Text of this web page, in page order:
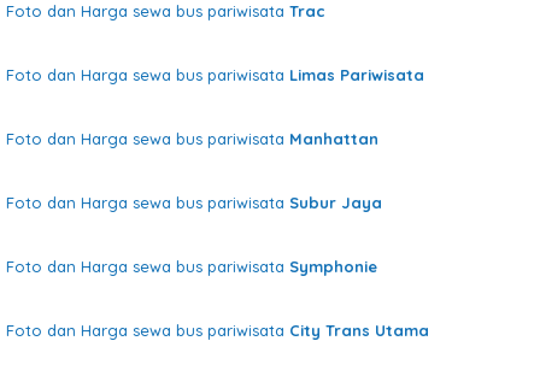
Foto dan Harga sewa bus pariwisata Trac
Foto dan Harga sewa bus pariwisata Limas Pariwisata
Foto dan Harga sewa bus pariwisata Manhattan
Foto dan Harga sewa bus pariwisata Subur Jaya
Foto dan Harga sewa bus pariwisata Symphonie
Foto dan Harga sewa bus pariwisata City Trans Utama